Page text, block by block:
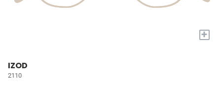
+
IZOD
2110